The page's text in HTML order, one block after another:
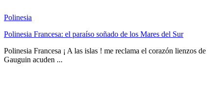
Polinesia
Polinesia Francesa: el paraíso soñado de los Mares del Sur
Polinesia Francesa ¡ A las islas ! me reclama el corazón lienzos de
Gauguin acuden ...